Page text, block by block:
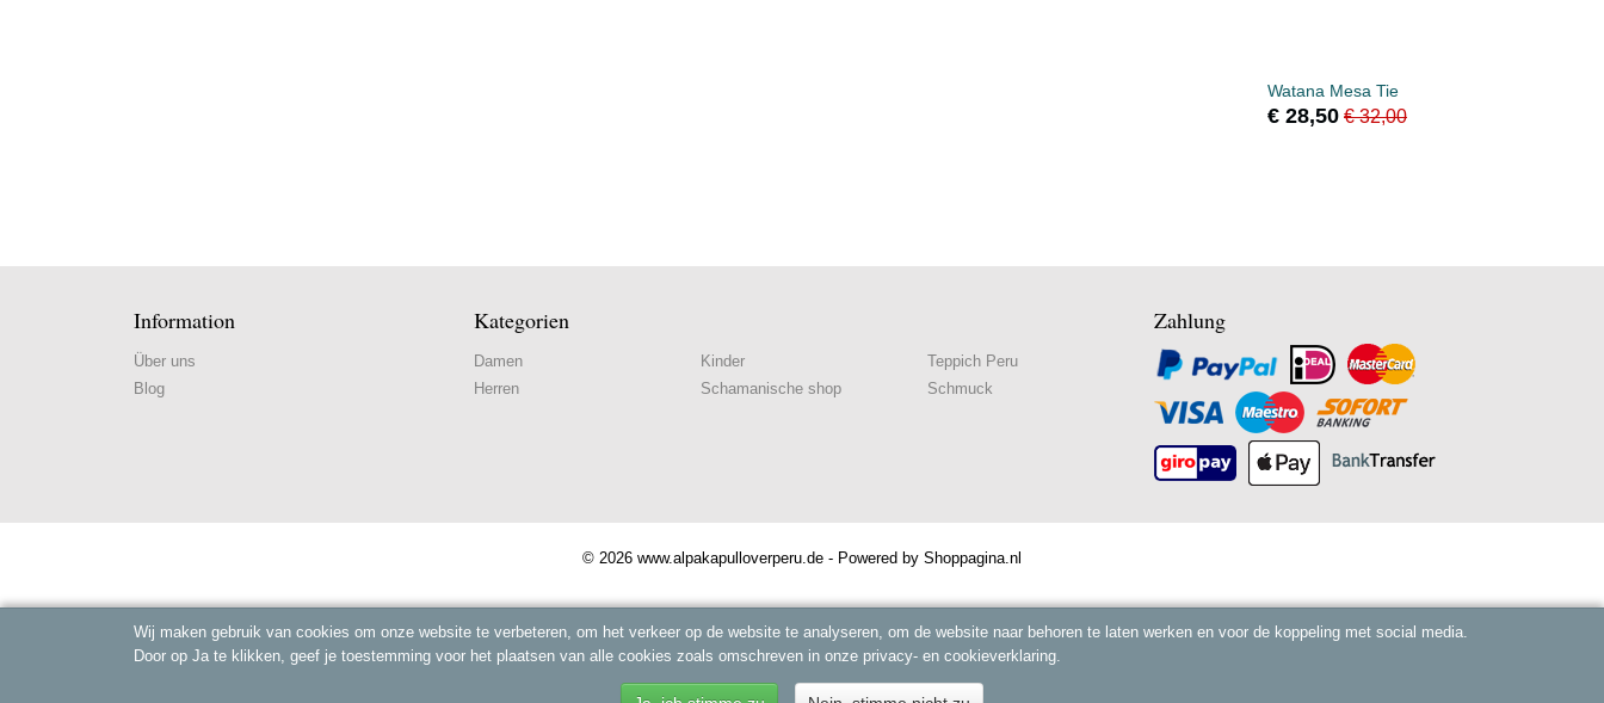
Watana Mesa Tie
€ 28,50 € 32,00
Information
Über uns
Blog
Kategorien
Damen
Herren
Kinder
Schamanische shop
Teppich Peru
Schmuck
Zahlung
© 2026 www.alpakapulloverperu.de - Powered by Shoppagina.nl
Wij maken gebruik van cookies om onze website te verbeteren, om het verkeer op de website te analyseren, om de website naar behoren te laten werken en voor de koppeling met social media.
Door op Ja te klikken, geef je toestemming voor het plaatsen van alle cookies zoals omschreven in onze privacy- en cookieverklaring.